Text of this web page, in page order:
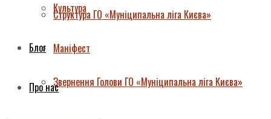
Структура ГО «Муніципальна ліга Києва»
Маніфест
Звернення Голови ГО «Муніципальна ліга Києва»
Культура
Блог
Про нас